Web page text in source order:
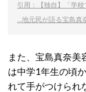
引用：【独自】「学
…地元民が語る宝島真
また、宝島真奈美
は中学1年生の頃
れて手がつけられ